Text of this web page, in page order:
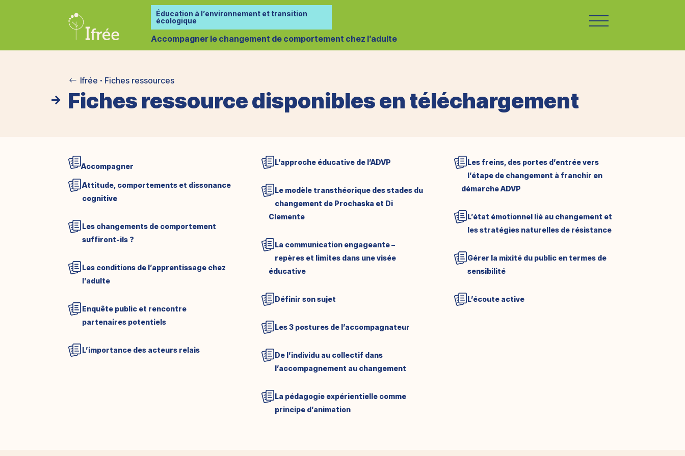
Éducation à l’environnement et transition
écologique
Accompagner le changement de comportement chez l’adulte
# Ifrée  Fiches ressources
 Fiches ressource disponibles en téléchargement
Accompagner
Attitude, comportements et dissonance
cognitive
Les changements de comportement
suffiront-ils ?
Les conditions de l’apprentissage chez
l’adulte
Enquête public et rencontre
partenaires potentiels
L’importance des acteurs relais
L’approche éducative de l’ADVP
Le modèle transthéorique des stades du
changement de Prochaska et Di
Clemente
La communication engageante –
repères et limites dans une visée
éducative
Définir son sujet
Les 3 postures de l’accompagnateur
De l’individu au collectif dans
l’accompagnement au changement
La pédagogie expérientielle comme
principe d’animation
Les freins, des portes d’entrée vers
l’étape de changement à franchir en
démarche ADVP
L’état émotionnel lié au changement et
les stratégies naturelles de résistance
Gérer la mixité du public en termes de
sensibilité
L’écoute active